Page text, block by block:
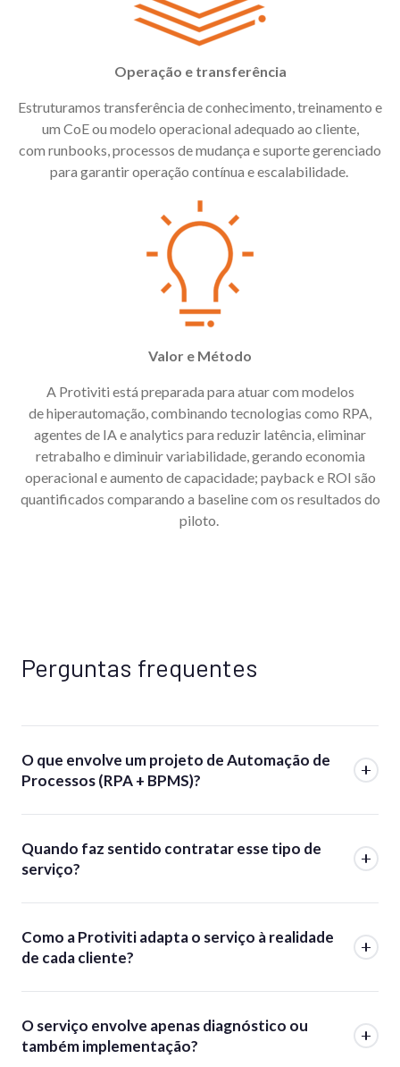
Operação e transferência
Estruturamos transferência de conhecimento, treinamento e
um CoEou modelo operacional adequado ao cliente,
com runbooks, processos de mudança e suporte gerenciado
para garantir operação contínua e escalabilidade.
Valor e Método
AProtiviti está preparada para atuar com modelos
dehiperautomação,combinando tecnologias como RPA,
agentes de IA eanalytics para reduzir latência, eliminar
retrabalho e diminuir variabilidade, gerando economia
operacional e aumento de capacidade; payback e ROI são
quantificados comparando a baseline com os resultados do
piloto.
Perguntas frequentes
O que envolve um projeto de Automação de
Processos (RPA + BPMS)?
Quando faz sentido contratar esse tipo de
serviço?
Como a Protiviti adapta o serviço à realidade
de cada cliente?
O serviço envolve apenas diagnóstico ou
também implementação?